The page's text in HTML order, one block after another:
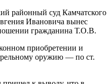
районный суд Камчатского
Ивановича вынес
гражданина Т.О.В.
приобретении и
оружию — по ст.